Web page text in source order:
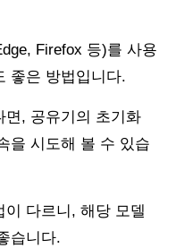
Firefox 등)를 사용
좋은 방법입니다.
면, 공유기의 초기화
을 시도해 볼 수 있습
다르니, 해당 모델
습니다.